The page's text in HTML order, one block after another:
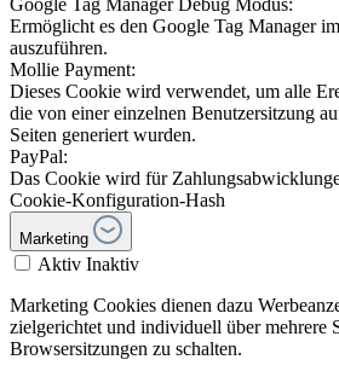
Ermöglicht es den Google Tag Manager
auszuführen.
Mollie Payment:
Dieses Cookie wird verwendet, um alle
die von einer einzelnen Benutzersitzung
Seiten generiert wurden.
PayPal:
Das Cookie wird für
Cookie-Konfiguration-Hash
Marketing
Aktiv Inaktiv
Marketing Cookies dienen dazu
zielgerichtet und individuell über mehrere
Browsersitzungen zu schalten.